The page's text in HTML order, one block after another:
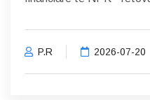
P.R 2026-07-20